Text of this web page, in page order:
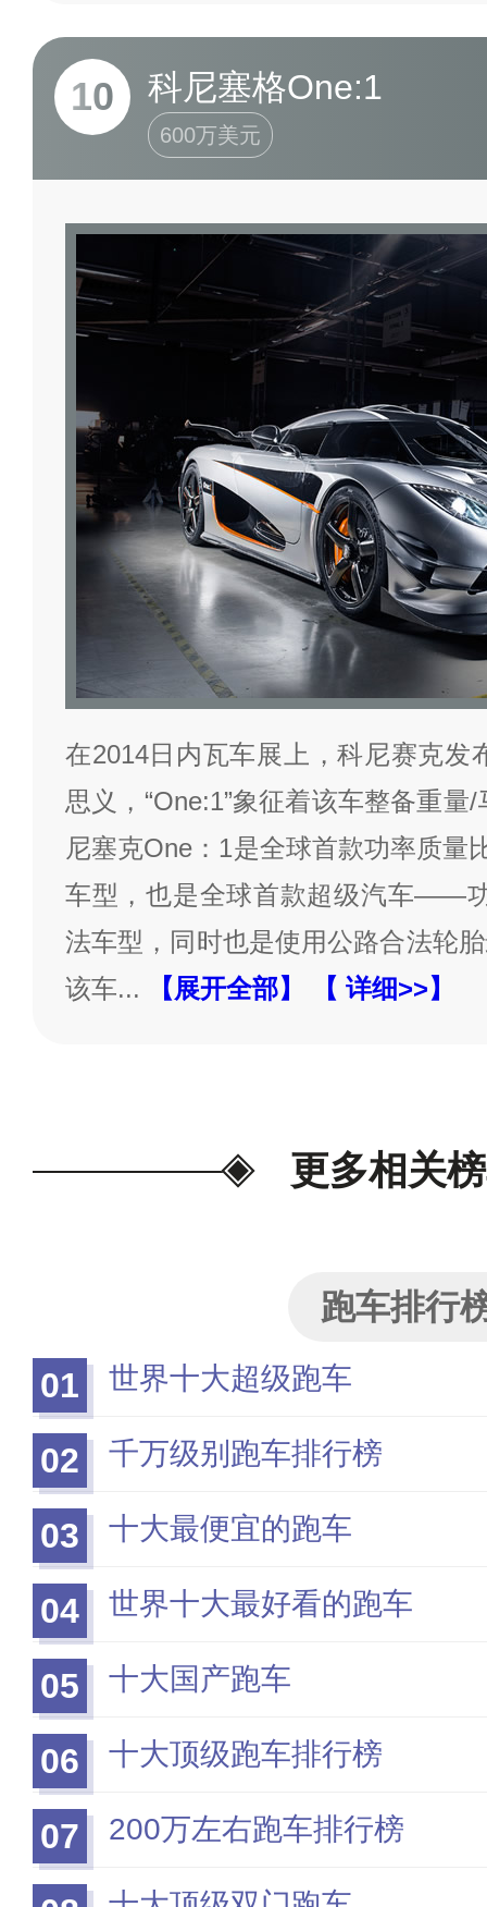
10 科尼塞格One:1
600万美元
在2014日内瓦车展上，科尼赛克发
思义，“One:1”象征着该车整备重量
尼塞克One：1是全球首款功率质量
车型，也是全球首款超级汽车——
法车型，同时也是使用公路合法轮
该车... 【展开全部】 【 详细>>】
更多相关
跑车排行
01
世界十大超级跑车
02 千万级别跑车排行榜
03 十大最便宜的跑车
04 世界十大最好看的跑车
05 十大国产跑车
06 十大顶级跑车排行榜
07 200万左右跑车排行榜